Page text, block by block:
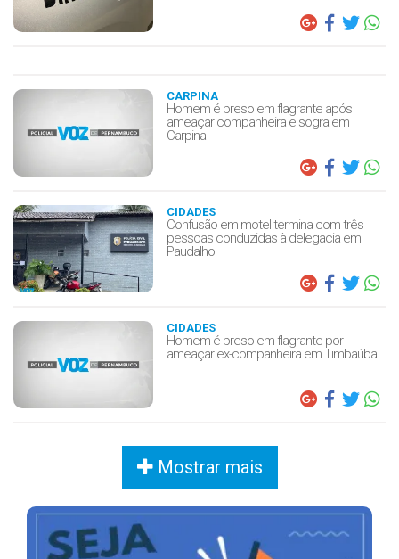
CARPINA
Homem é preso em flagrante após
ameaçar companheira e sogra em
Carpina
CIDADES
Confusão em motel termina com três
pessoas conduzidas à delegacia em
Paudalho
CIDADES
Homem é preso em flagrante por
ameaçar ex-companheira em Timbaúba
Mostrar mais